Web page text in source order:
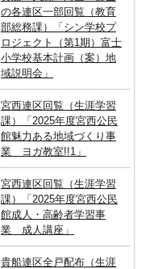
の各連区一部回覧（教育
部総務課）「シン学校プ
ロジェクト（第1期）富士
小学校基本計画（案）地
域説明会」
宮西連区回覧（生涯学習
課）「2025年度宮西公民
館魅力ある地域づくり事
業 ヨガ教室!!1」
宮西連区回覧（生涯学習
課）「2025年度宮西公民
館成人・高齢者学習事
業 成人講座」
貴船連区全戸配布（生涯